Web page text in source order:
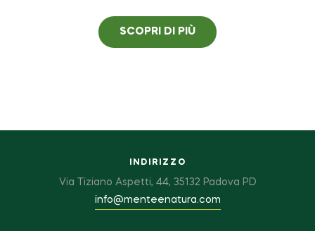
SCOPRI DI PIÙ
INDIRIZZO
Via Tiziano Aspetti, 44, 35132 Padova PD
info@menteenatura.com